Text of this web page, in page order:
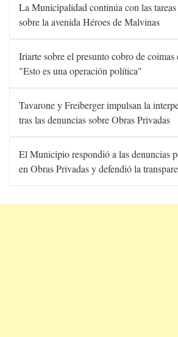
La Municipalidad continúa con las
sobre la avenida Héroes de Malvinas
Iriarte sobre el presunto cobro de coimas
"Esto es una operación política"
Tavarone y Freiberger impulsan la
tras las denuncias sobre Obras Privadas
El Municipio respondió a las denuncias
en Obras Privadas y defendió la